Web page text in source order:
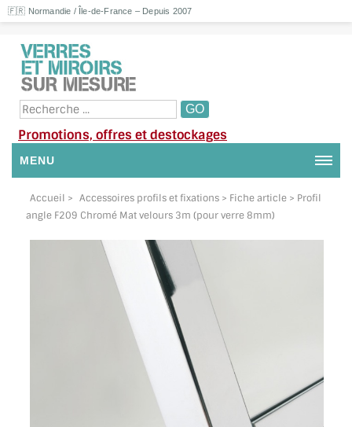
🇫🇷 Normandie / Île-de-France – Depuis 2007
Promotions, offres et destockages
MENU
NOUS CONTACTER
DEMANDE DE DEVIS
SUIVI DE COMMANDE
TOUS LES TARIFS AU M2
GUIDE : CHOIX PAR UTILISATION
Accueil > Accessoires profils et fixations > Fiche article > Profil
angle F209 Chromé Mat velours 3m (pour verre 8mm)